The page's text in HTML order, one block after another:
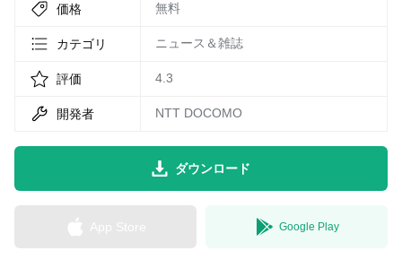
LINE無料スタンプ
無料猫ミーム
価格 無料
カテゴリ ニュース＆雑誌
評価 4.3
開発者 NTT DOCOMO
ダウンロード
Google Play